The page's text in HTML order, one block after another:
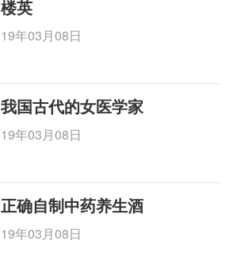
楼英
19年03月08日
我国古代的女医学家
19年03月08日
正确自制中药养生酒
19年03月08日